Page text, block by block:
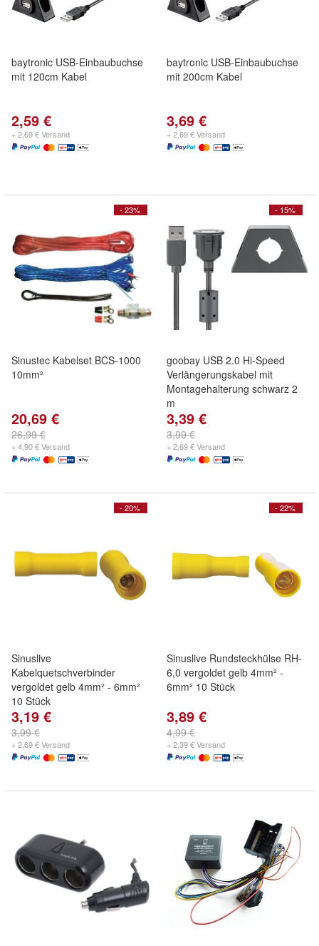
baytronic USB-Einbaubuchse
mit 120cm Kabel
2,59 €
+ 2,69 € Versand
baytronic USB-Einbaubuchse
mit 200cm Kabel
3,69 €
+ 2,69 € Versand
- 23%
Sinustec Kabelset BCS-1000
10mm²
20,69 €
26,99 €
+ 4,90 € Versand
- 15%
goobay USB 2.0 Hi-Speed
Verlängerungskabel mit
Montagehalterung schwarz 2
m
3,39 €
3,99 €
+ 2,69 € Versand
- 20%
Sinuslive
Kabelquetschverbinder
vergoldet gelb 4mm² - 6mm²
10 Stück
3,19 €
3,99 €
+ 2,69 € Versand
- 22%
Sinuslive Rundsteckhülse RH-
6,0 vergoldet gelb 4mm² -
6mm² 10 Stück
3,89 €
4,99 €
+ 2,39 € Versand